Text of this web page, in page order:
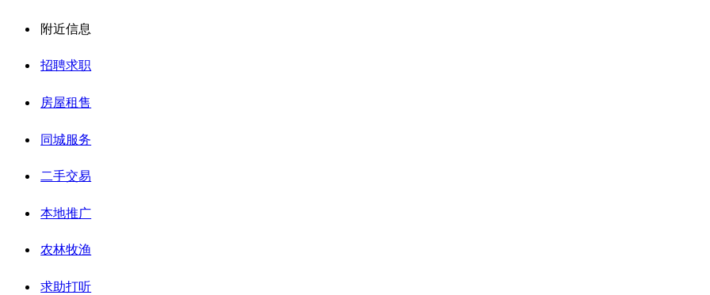
附近信息
招聘求职
房屋租售
同城服务
二手交易
本地推广
农林牧渔
求助打听